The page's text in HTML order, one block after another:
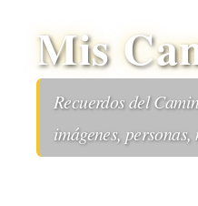
Mis
Recuerdos del
imágenes, personas,